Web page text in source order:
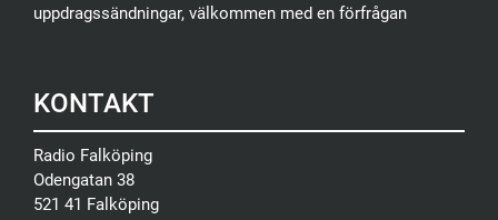
uppdragssändningar, välkommen med en förfrågan
KONTAKT
Radio Falköping
Odengatan 38
521 41 Falköping